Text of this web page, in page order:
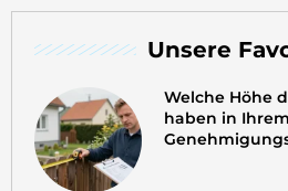
Unsere
Welche Höhe
haben in